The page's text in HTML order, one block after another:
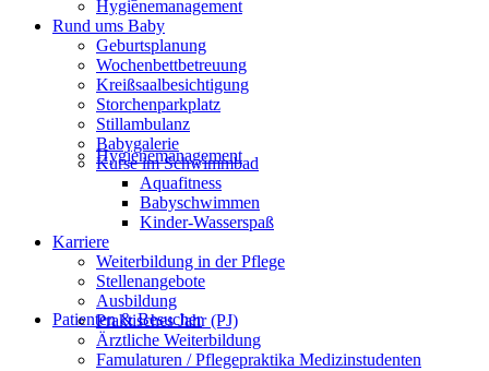
Hygienemanagement
Patienten & Besucher
Hygienemanagement
Rund ums Baby
Geburtsplanung
Wochenbettbetreuung
Kreißsaalbesichtigung
Storchenparkplatz
Stillambulanz
Babygalerie
Kurse im Schwimmbad
Aquafitness
Babyschwimmen
Kinder-Wasserspaß
Karriere
Weiterbildung in der Pflege
Stellenangebote
Ausbildung
Praktisches Jahr (PJ)
Ärztliche Weiterbildung
Famulaturen / Pflegepraktika Medizinstudenten